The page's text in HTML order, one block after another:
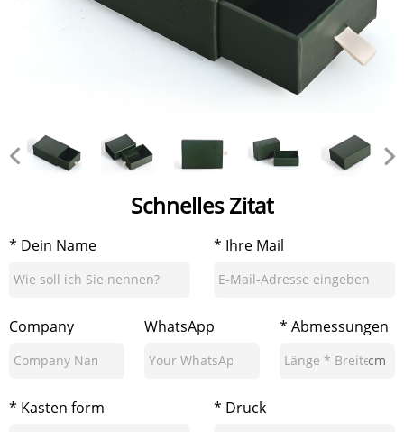
Schnelles Zitat
* Dein Name * Ihre Mail
Company WhatsApp * Abmessungen
cm
* Kasten form * Druck